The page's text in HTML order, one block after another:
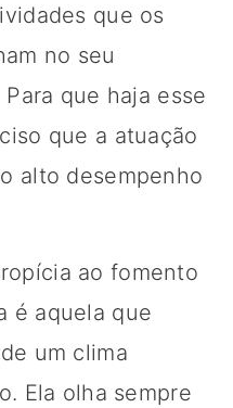
que os
no seu
que haja esse
que a atuação
alto desempenho
ao fomento
é aquela que
um clima
Ela olha sempre